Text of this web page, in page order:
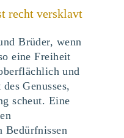
recht versklavt
Brüder, wenn
eine Freiheit
und
Genusses,
scheut. Eine
Bedürfnissen